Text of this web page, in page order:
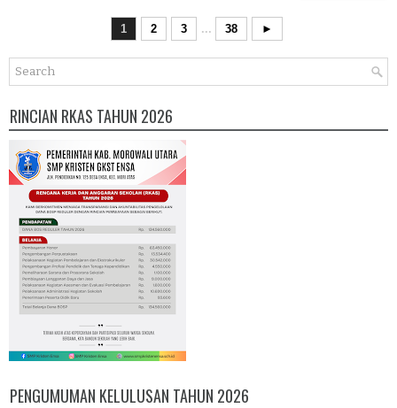
1 2 3 ... 38 ►
RINCIAN RKAS TAHUN 2026
PENGUMUMAN KELULUSAN TAHUN 2026